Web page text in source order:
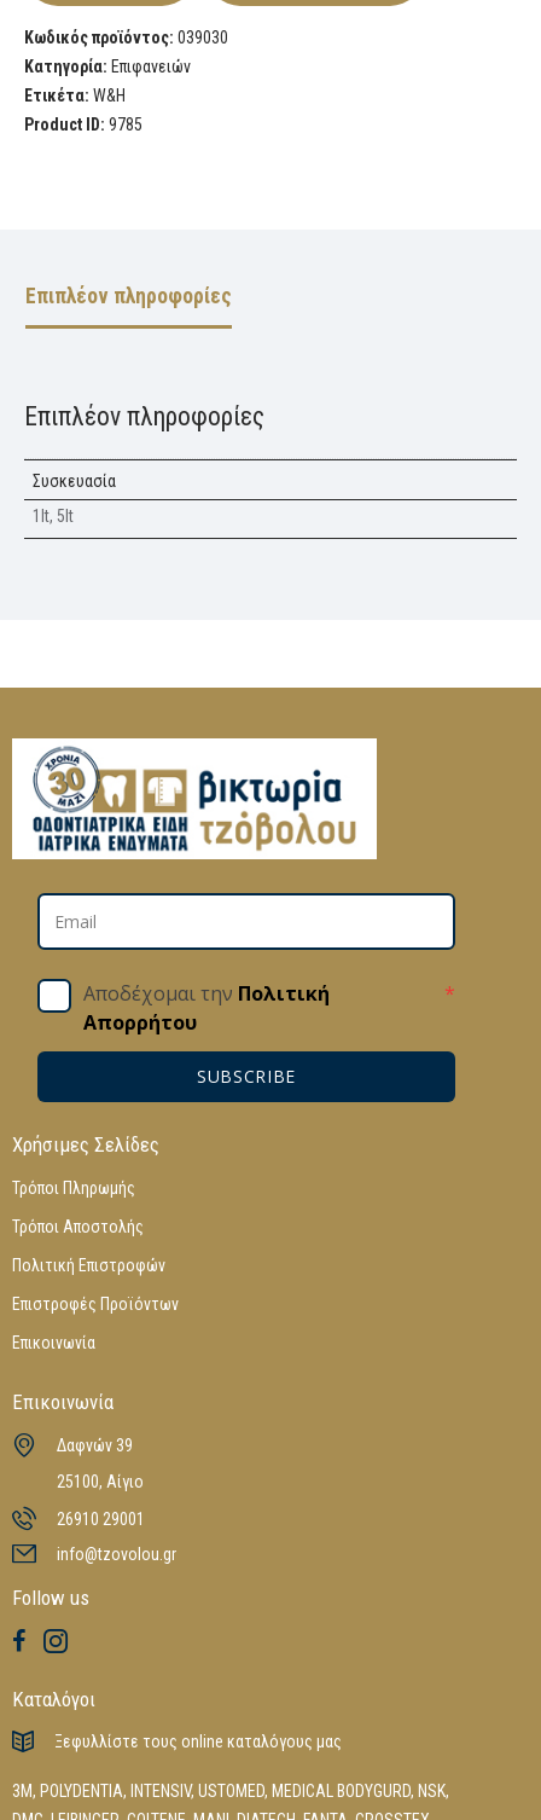
Κωδικός προϊόντος: 039030
Κατηγορία: Επιφανειών
Ετικέτα: W&H
Product ID: 9785
Επιπλέον πληροφορίες
Επιπλέον πληροφορίες
Συσκευασία
1lt, 5lt
Αποδέχομαι την Πολιτική
Απορρήτου
*
SUBSCRIBE
Χρήσιμες Σελίδες
Τρόποι Πληρωμής
Τρόποι Αποστολής
Πολιτική Επιστροφών
Επιστροφές Προϊόντων
Επικοινωνία
Επικοινωνία
Δαφνών 39
25100, Αίγιο
26910 29001
info@tzovolou.gr
Follow us
Καταλόγοι
Ξεφυλλίστε τους online καταλόγους μας
3M, POLYDENTIA, INTENSIV, USTOMED, MEDICAL BODYGURD, NSK,